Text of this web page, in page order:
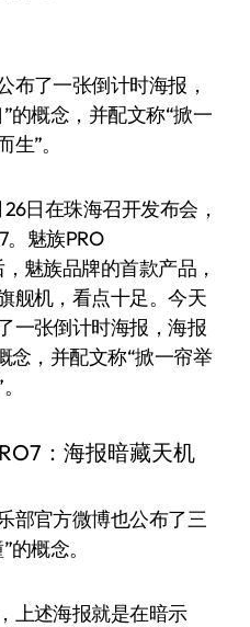
的概念，并配文称“掀一
”。
日在珠海召开发布会，
。魅族PRO
魅族品牌的首款产品，
舰机，看点十足。今天
一张倒计时海报，海报
念，并配文称“掀一帘举
部官方微博也公布了三
概念。
上述海报就是在暗示